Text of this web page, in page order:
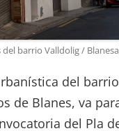
del barrio Valldolig /
del
de Blanes, va
del Pla